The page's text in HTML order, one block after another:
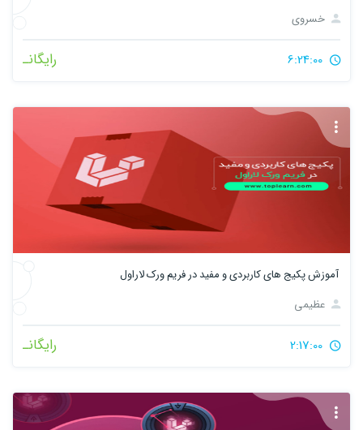
خسروی
رایگانـ
آموزش پکیج های کاربردی و مفید در فریم ورک لاراول
عظیمی
رایگانـ